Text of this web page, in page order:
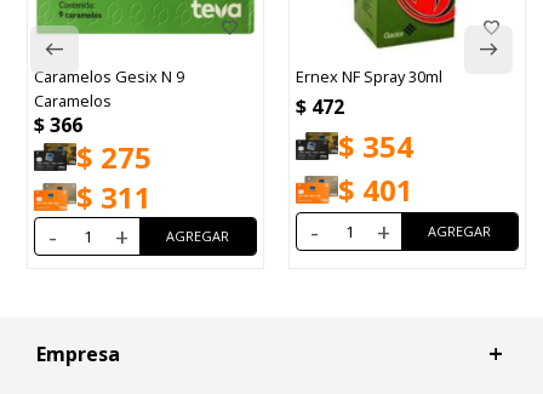
N 9 Ernex NF Spray 30ml
- +
Benxid Verde
-
Empresa